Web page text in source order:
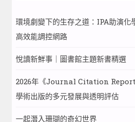
環境劇變下的生存之道：IPA助演化
高效能調控網路
悅讀新鮮事｜圖書館主題新書精選
2026年《Journal Citation
學術出版的多元發展與透明評估
一起潛入珊瑚的奇幻世界